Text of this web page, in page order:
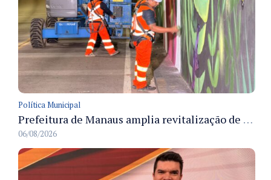
Política Municipal
Prefeitura de Manaus amplia revitalização de viadutos com pintura em grafite e instalação de LED
06/08/2026